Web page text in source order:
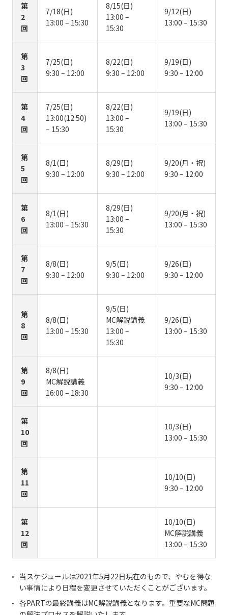
第
2
回
7/18(日)
13:00 – 15:30
8/15(日)
13:00 –
15:30
9/12(日)
13:00 – 15:30
第
3
回
7/25(日)
9:30 – 12:00
8/22(日)
9:30 – 12:00
9/19(日)
9:30 – 12:00
第
4
回
7/25(日)
13:00(12:50)
– 15:30
8/22(日)
13:00 –
15:30
9/19(日)
13:00 – 15:30
第
5
回
8/1(日)
9:30 – 12:00
8/29(日)
9:30 – 12:00
9/20(月・祝)
9:30 – 12:00
第
6
回
8/1(日)
13:00 – 15:30
8/29(日)
13:00 –
15:30
9/20(月・祝)
13:00 – 15:30
第
7
回
8/8(日)
9:30 – 12:00
9/5(日)
9:30 – 12:00
9/26(日)
9:30 – 12:00
第
8
回
8/8(日)
13:00 – 15:30
9/5(日)
MC解説講義
13:00 –
15:30
9/26(日)
13:00 – 15:30
第
9
回
8/8(日)
MC解説講義
16:00 – 18:30
10/3(日)
9:30 – 12:00
第
10
回
10/3(日)
13:00 – 15:30
第
11
回
10/10(日)
9:30 – 12:00
第
12
回
10/10(日)
MC解説講義
13:00 – 15:30
当スケジュールは2021年5月22日現在のもので、やむを得な
い事情により日程を変更させていただくことがございます。
各PARTの最終講義はMC解説講義となります。重要なMC問題